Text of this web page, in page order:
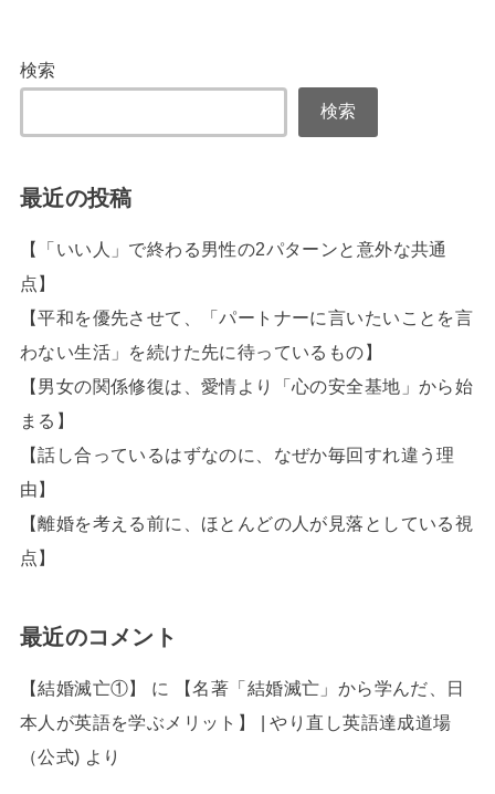
検索
検索
最近の投稿
【「いい人」で終わる男性の2パターンと意外な共通
点】
【平和を優先させて、「パートナーに言いたいことを言
わない生活」を続けた先に待っているもの】
【男女の関係修復は、愛情より「心の安全基地」から始
まる】
【話し合っているはずなのに、なぜか毎回すれ違う理
由】
【離婚を考える前に、ほとんどの人が見落としている視
点】
最近のコメント
【結婚滅亡①】 に
【名著「結婚滅亡」から学んだ、日
本人が英語を学ぶメリット】 | やり直し英語達成道場
（公式) より